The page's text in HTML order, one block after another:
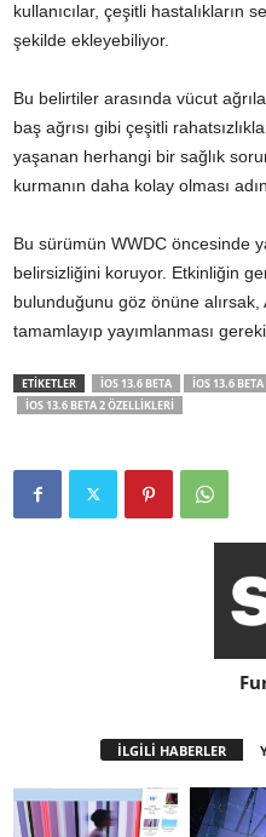
kullanıcılar, çeşitli hastalıkların
şekilde ekleyebiliyor.
Bu belirtiler arasında vücut
baş ağrısı gibi çeşitli
yaşanan herhangi bir sağlık
kurmanın daha kolay olması
Bu sürümün WWDC öncesinde
belirsizliğini koruyor. Etkinliğin
bulunduğunu göz önüne alırsak,
tamamlayıp yayımlanması
ETİKETLER IOS 13.6 BETA IOS 13.6 BETA
IOS 13.6 BETA 2 ÖZELLIKLERI
İLGİLİ HABERLER